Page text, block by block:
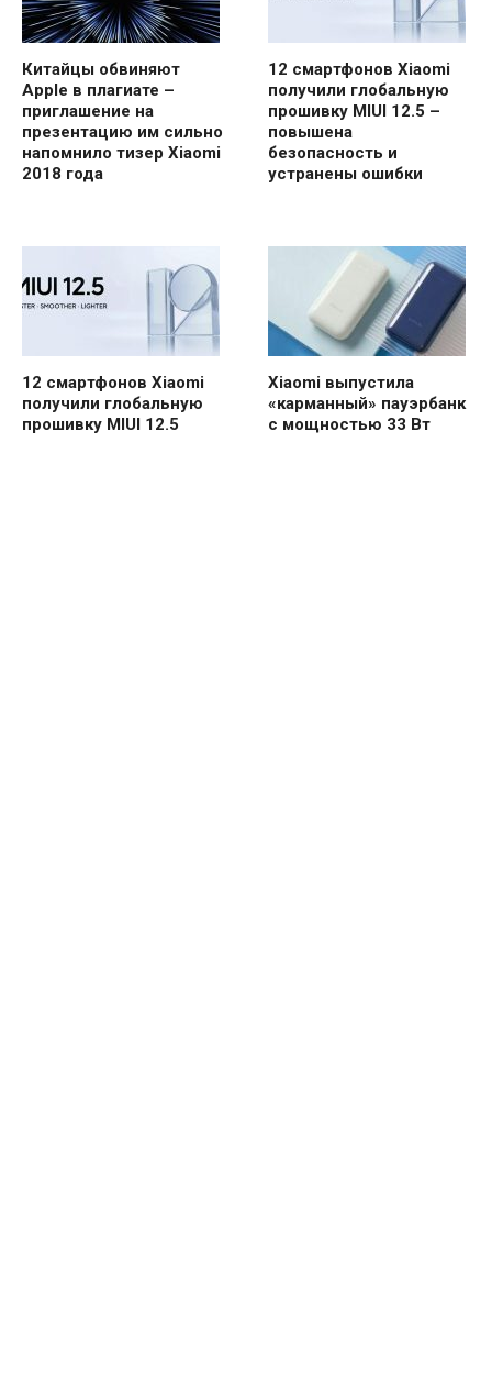
Китайцы обвиняют
Apple в плагиате –
приглашение на
презентацию им сильно
напомнило тизер Xiaomi
2018 года
12 смартфонов Xiaomi
получили глобальную
прошивку MIUI 12.5 –
повышена
безопасность и
устранены ошибки
12 смартфонов Xiaomi
получили глобальную
прошивку MIUI 12.5
Xiaomi выпустила
«карманный» пауэрбанк
с мощностью 33 Вт